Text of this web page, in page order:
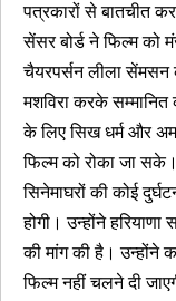
पत्रकारों से बातचीत
सेंसर बोर्ड ने फिल्म को
चैयरपर्सन लीला सेंमसन
मशविरा करके
के लिए सिख धर्म और
फिल्म को रोका जा
सिनेमाघरों की कोई
होगी। उन्होंने
की मांग की है। उन्होंने
फिल्म नहीं चलने दी